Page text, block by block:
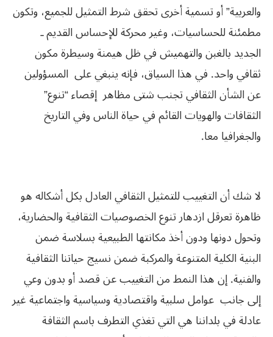
والعربية”أوتسميةأخرىتحققشرطالتمثيلللجميع، وتكون
مطمئنةللحساسيات، وغيرمحركةللإحساسالقديمـ
الجديدبالغبنوالتهميشفيظلهيمنةوسيطرةمكون
ثقافيواحد.فيهذاالسياق، فإنهينبغيعلى المسؤولين
عنالشأنالثقافيتجنبشتىمظاهر إقصاء“تنوع”
الثقافاتوالهوياتالقائمفيحياةالناسوفيالتاريخ
والجغرافيامعا.
لاشكأنالتغييبللتمثيلالثقافيالعادلبكلأشكالههو
ظاهرةتعرقلازدهارتنوعالخصوصياتالثقافيةوالحضارية،
وتحولدونهاودونأخذمكانتهاالطبيعيةبسلاسةضمن
البنيةالكليةالمتنوعةوالمركبةضمننسيجحياتناالثقافية
والفنية.إنهذاالنمطمنالتغييبعنقصدأوبدونوعي
إلىجانب عواملسلبيةواقتصاديةوسياسيةواجتماعيةغير
عادلةفيبلدانناهيالتيتغذيالتطرفباسمالثقافة